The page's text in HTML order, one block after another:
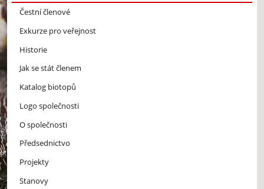
Čestní členové
Exkurze pro veřejnost
Historie
Jak se stát členem
Katalog biotopů
Logo společnosti
O společnosti
Předsednictvo
Projekty
Stanovy